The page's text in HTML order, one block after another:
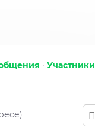
· Участники